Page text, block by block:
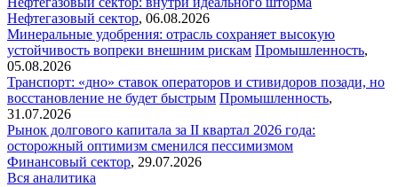
Нефтегазовый сектор, 06.08.2026
Минеральные удобрения: отрасль сохраняет высокую
устойчивость вопреки внешним рискам Промышленность,
05.08.2026
Транспорт: «дно» ставок операторов и стивидоров позади, но
восстановление не будет быстрым Промышленность,
31.07.2026
Рынок долгового капитала за II квартал 2026 года:
осторожный оптимизм сменился пессимизмом
Финансовый сектор, 29.07.2026
Вся аналитика